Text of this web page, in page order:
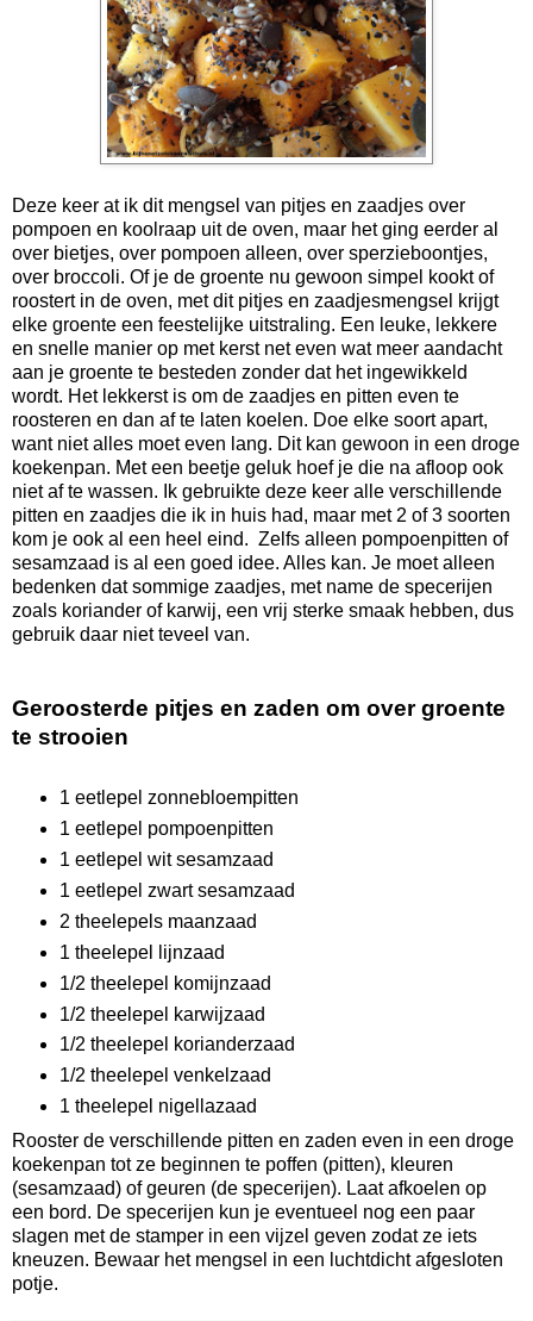
Deze keer at ik dit mengsel van pitjes en zaadjes over
pompoen en koolraap uit de oven, maar het ging eerder al
over bietjes, over pompoen alleen, over sperzieboontjes,
over broccoli. Of je de groente nu gewoon simpel kookt of
roostert in de oven, met dit pitjes en zaadjesmengsel krijgt
elke groente een feestelijke uitstraling. Een leuke, lekkere
en snelle manier op met kerst net even wat meer aandacht
aan je groente te besteden zonder dat het ingewikkeld
wordt. Het lekkerst is om de zaadjes en pitten even te
roosteren en dan af te laten koelen. Doe elke soort apart,
want niet alles moet even lang. Dit kan gewoon in een droge
koekenpan. Met een beetje geluk hoef je die na afloop ook
niet af te wassen. Ik gebruikte deze keer alle verschillende
pitten en zaadjes die ik in huis had, maar met 2 of 3 soorten
kom je ook al een heel eind. Zelfs alleen pompoenpitten of
sesamzaad is al een goed idee. Alles kan. Je moet alleen
bedenken dat sommige zaadjes, met name de specerijen
zoals koriander of karwij, een vrij sterke smaak hebben, dus
gebruik daar niet teveel van.
Geroosterde pitjes en zaden om over groente
te strooien
1 eetlepel zonnebloempitten
1 eetlepel pompoenpitten
1 eetlepel wit sesamzaad
1 eetlepel zwart sesamzaad
2 theelepels maanzaad
1 theelepel lijnzaad
1/2 theelepel komijnzaad
1/2 theelepel karwijzaad
1/2 theelepel korianderzaad
1/2 theelepel venkelzaad
1 theelepel nigellazaad
Rooster de verschillende pitten en zaden even in een droge
koekenpan tot ze beginnen te poffen (pitten), kleuren
(sesamzaad) of geuren (de specerijen). Laat afkoelen op
een bord. De specerijen kun je eventueel nog een paar
slagen met de stamper in een vijzel geven zodat ze iets
kneuzen. Bewaar het mengsel in een luchtdicht afgesloten
potje.